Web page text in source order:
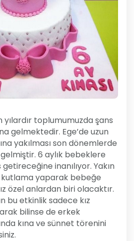
yılardır toplumumuzda şans
gelmektedir. Ege’de uzun
yakılması son dönemlerde
6 aylık bebeklere
inanılıyor. Yakın
yaparak bebeğe
özel anlardan biri olacaktır.
bu etkinlik sadece kız
bilinse de erkek
kına ve sünnet törenini